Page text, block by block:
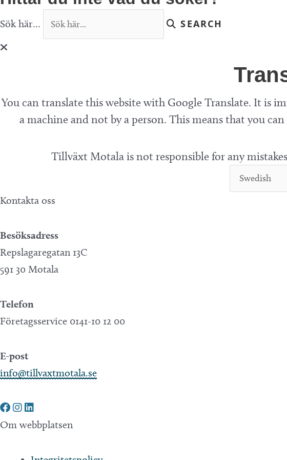
Sök här... SEARCH
You can translate this website with Google Translate. It is
a machine and not by a person. This means that you
Tillväxt Motala is not responsible for any
Kontakta oss
Besöksadress
Repslagaregatan 13C
591 30 Motala
Telefon
Företagsservice 0141-10 12 00
E-post
info@tillvaxtmotala.se
Om webbplatsen